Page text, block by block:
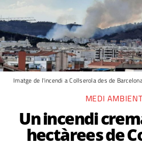
Imatge de l'incendi a Collserola des de
MEDI
Un incendi
hectàrees de